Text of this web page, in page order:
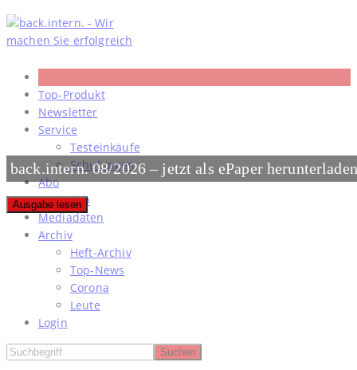
Skip
to
content
Top-Produkt
Newsletter
Service
Testeinkäufe
Schulungen
Abo
#meinjob
Mediadaten
Archiv
Heft-Archiv
Top-News
Corona
Leute
Login
back.intern. 08/2026 – jetzt als ePaper herunterladen
Ausgabe lesen